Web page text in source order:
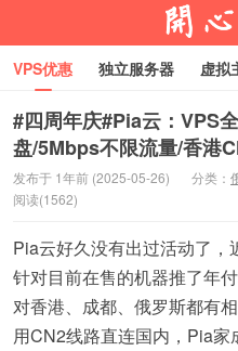
开心
VPS优惠 独立服务器 虚拟
折腾VPS 真实测评
RackNerd促销套餐
#四周年庆#Pia云：VPS
盘/5Mbps不限流量/香港
发布于 1年前 (2025-05-26) 分类：
阅读(1562)
Pia云好久没有出过活动了，
针对目前在售的机器推了年
对香港、成都、俄罗斯都有
用CN2线路直连国内，Pia家